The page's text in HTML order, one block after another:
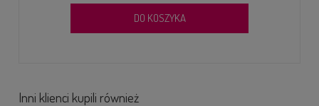
DO KOSZYKA
Inni klienci kupili również